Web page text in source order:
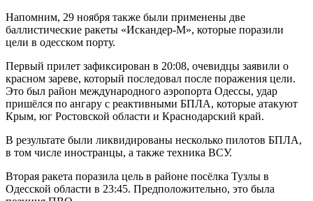
Напомним, 29 ноября также были применены две
баллистические ракеты «Искандер-М», которые поразили
цели в одесском порту.
Первый прилет зафиксирован в 20:08, очевидцы заявили о
красном зареве, который последовал после поражения цели.
Это был район международного аэропорта Одессы, удар
пришёлся по ангару с реактивными БПЛА, которые атакуют
Крым, юг Ростовской области и Краснодарский край.
В результате были ликвидированы несколько пилотов БПЛА,
в том числе иностранцы, а также техника ВСУ.
Вторая ракета поразила цель в районе посёлка Тузлы в
Одесской области в 23:45. Предположительно, это была